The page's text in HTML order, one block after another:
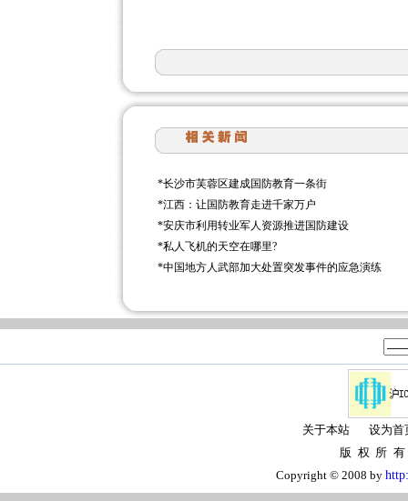
*长沙市芙蓉区建成国防教育一条街
*江西：让国防教育走进千家万户
*安庆市利用转业军人资源推进国防建设
*私人飞机的天空在哪里?
*中国地方人武部加大处置突发事件的应急演练